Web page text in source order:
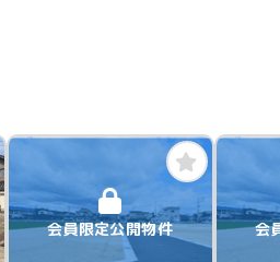
会員限定公開物件 会